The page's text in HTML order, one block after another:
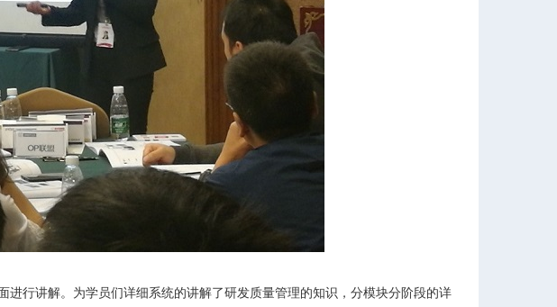
行讲解。为学员们详细系统的讲解了研发质量管理的知识，分模块分阶段的详